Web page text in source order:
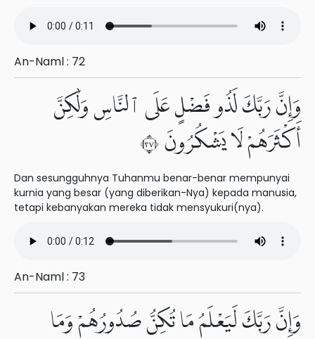
An-Naml : 72
وَإِنَّ رَبَّكَ لَذُو فَضْلٍ عَلَى ٱلنَّاسِ وَلَٰكِنَّ
أَكْثَرَهُمْ لَا يَشْكُرُونَ ٧٣
Dan sesungguhnya Tuhanmu benar-benar mempunyai
kurnia yang besar (yang diberikan-Nya) kepada manusia,
tetapi kebanyakan mereka tidak mensyukuri(nya).
An-Naml : 73
وَإِنَّ رَبَّكَ لَيَعْلَمُ مَا تُكِنُّ صُدُورُهُمْ وَمَا